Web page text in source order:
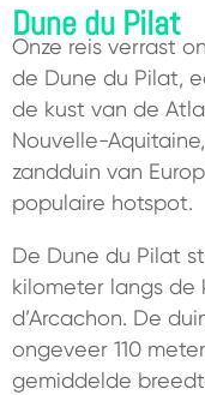
Dune du Pilat
Onze reis verrast
de Dune du Pilat,
de kust van de
Nouvelle-
zandduin van
populaire hotspot.
De Dune du Pilat
kilometer langs de
d’Arcachon. De
ongeveer 110
gemiddelde